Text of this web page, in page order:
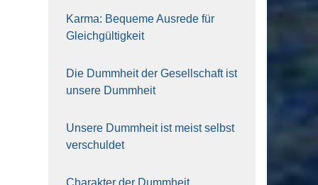
Kar­ma: Beque­me Aus­re­de für
Gleich­gül­tig­keit
Die Dumm­heit der Gesell­schaft ist
unse­re Dumm­heit
Unse­re Dumm­heit ist meist selbst
ver­schul­det
Cha­rak­ter der Dumm­heit